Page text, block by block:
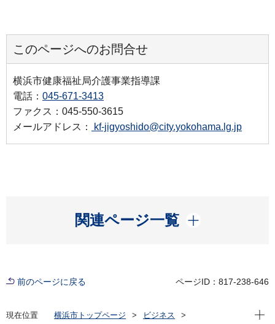
このページへのお問合せ
横浜市健康福祉局介護事業指導課
電話： 045-671-3413
ファクス：045-550-3615
メールアドレス：
kf-jigyoshido@city.yokohama.lg.jp
関連ページ一覧
開く
前のページに戻る ページID：817-238-646
現在位置 横浜市トップページ
ビジネス
現在